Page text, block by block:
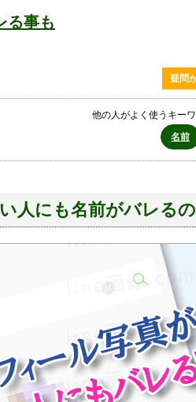
る事も
疑問
他の人がよく使うキー
名前
人にも名前がバレる